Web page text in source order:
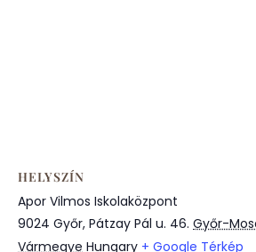
HELYSZÍN
Apor Vilmos Iskolaközpont
9024 Győr, Pátzay Pál u. 46. Győr-
Vármegye Hungary + Google Térkép